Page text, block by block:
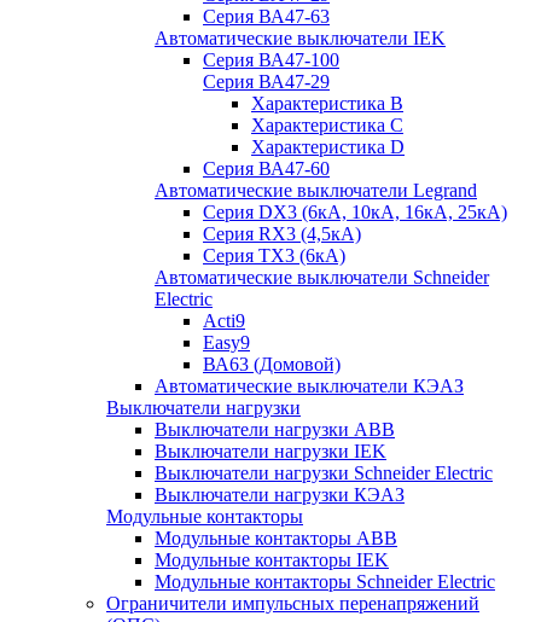
Серия ВА47-63
Автоматические выключатели IEK
Серия ВА47-100
Серия ВА47-29
Характеристика B
Характеристика C
Характеристика D
Серия ВА47-60
Автоматические выключатели Legrand
Серия DX3 (6кА, 10кА, 16кА, 25кА)
Серия RX3 (4,5кА)
Серия TX3 (6кА)
Автоматические выключатели Schneider
Electric
Acti9
Easy9
ВА63 (Домовой)
Автоматические выключатели КЭАЗ
Выключатели нагрузки
Выключатели нагрузки ABB
Выключатели нагрузки IEK
Выключатели нагрузки Schneider Electric
Выключатели нагрузки КЭАЗ
Модульные контакторы
Модульные контакторы ABB
Модульные контакторы IEK
Модульные контакторы Schneider Electric
Ограничители импульсных перенапряжений